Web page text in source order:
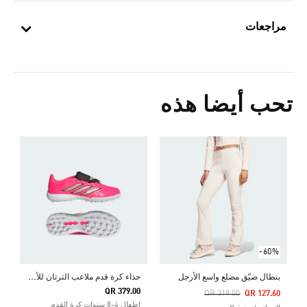
مراجعات
تحب أيضا هذه
-60%
بنطال ضيّق مضلع واسع الأرجل
Price Reduced From
QR 319.00
To QR 127.60
ح
ذاء كرة قدم ملاعب الترتان للأطفال PREDATOR LEAGUE FOLD-OVER TONGUE
QR 379.00
اطفال 4-8 سنوات كرة القدم